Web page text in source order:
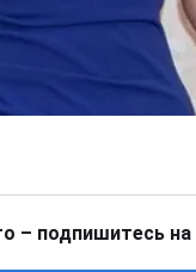
– подпишитесь на